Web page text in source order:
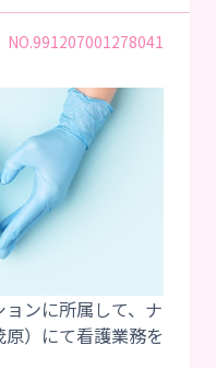
NO.991207001278041
ンに所属して、ナ
）にて看護業務を